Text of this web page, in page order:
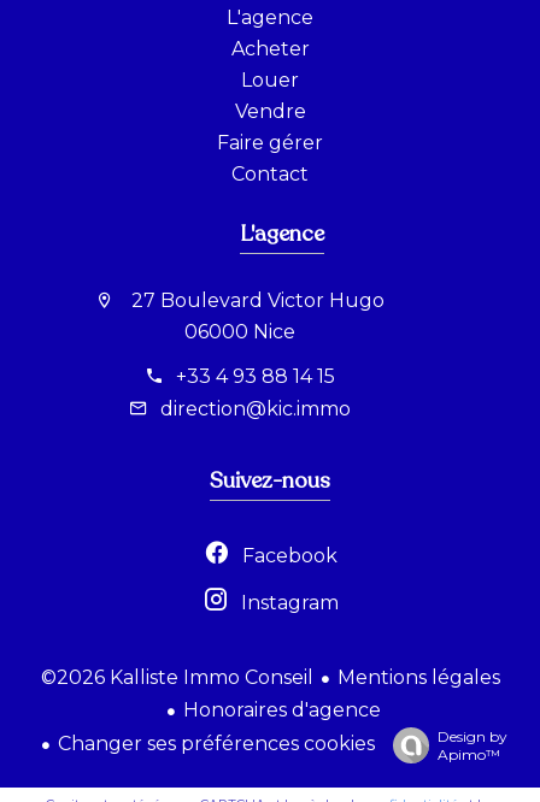
L'agence
Acheter
Louer
Vendre
Faire gérer
Contact
L'agence
27 Boulevard Victor Hugo
06000 Nice
+33 4 93 88 14 15
direction@kic.immo
Suivez-nous
Facebook
Instagram
©2026 Kalliste Immo Conseil
Mentions légales
Honoraires d'agence
Changer ses préférences cookies
Design by
Apimo™